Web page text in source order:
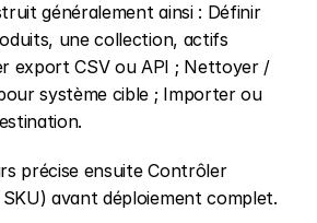
généralement ainsi : Définir
une collection, actifs
export CSV ou API ; Nettoyer /
système cible ; Importer ou
précise ensuite Contrôler
avant déploiement complet.